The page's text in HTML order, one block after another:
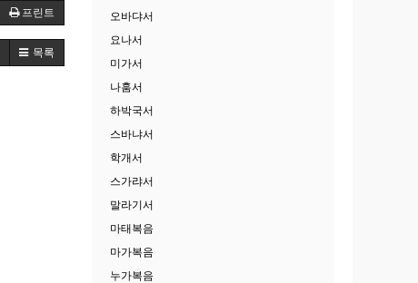
프린트
목록
오바댜서
요나서
미가서
나훔서
하박국서
스바냐서
학개서
스가랴서
말라기서
마태복음
마가복음
누가복음